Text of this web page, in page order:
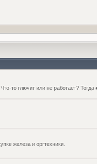
то глючит или не работает? Тогда
железа и оргтехники.